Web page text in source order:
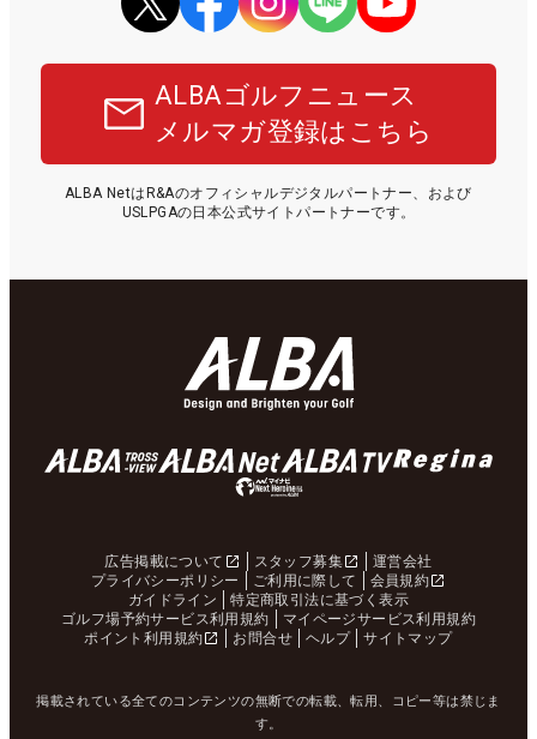
ALBAゴルフニュース
メルマガ登録はこちら
ALBA NetはR&Aのオフィシャルデジタルパートナー、および
USLPGAの日本公式サイトパートナーです。
広告掲載について スタッフ募集
運営会社
プライバシーポリシー
ご利用に際して
会員規約
ガイドライン
特定商取引法に基づく表示
ゴルフ場予約サービス利用規約
マイページサービス利用規約
ポイント利用規約
お問合せ ヘルプ サイトマップ
掲載されている全てのコンテンツの無断での転載、転用、コピー等は禁じま
す。